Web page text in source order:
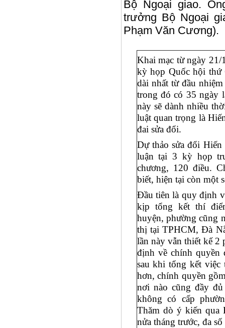
Bộ Ngoại giao.
trưởng Bộ Ngoại
Phạm Văn Cương).
Khai mạc từ ngày 21/
kỳ họp Quốc hội thứ
dài nhất từ đầu
trong đó có 35 ngày
này sẽ dành nhiều
luật quan trọng là
đai sửa đổi.
Dự thảo sửa đổi Hiến
luận tại 3 kỳ họp
chương, 120 điều.
biết, hiện tại còn một
Đầu tiên là quy định
kịp tổng kết thí
huyện, phường cũng
thị tại TPHCM, Đà
lần này vẫn thiết kế 2
định về chính quyền
sau khi tổng kết
hơn, chính quyền
nơi nào cũng đầy
không có cấp
Thăm dò ý kiến qua
nửa tháng trước, đa